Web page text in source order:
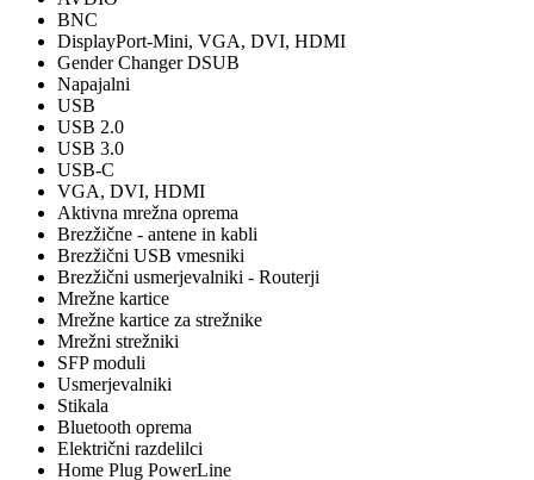
BNC
DisplayPort-Mini, VGA, DVI, HDMI
Gender Changer DSUB
Napajalni
USB
USB 2.0
USB 3.0
USB-C
VGA, DVI, HDMI
Aktivna mrežna oprema
Brezžične - antene in kabli
Brezžični USB vmesniki
Brezžični usmerjevalniki - Routerji
Mrežne kartice
Mrežne kartice za strežnike
Mrežni strežniki
SFP moduli
Usmerjevalniki
Stikala
Bluetooth oprema
Električni razdelilci
Home Plug PowerLine